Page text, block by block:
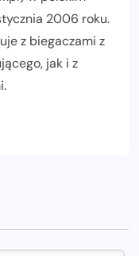
2006 roku.
z biegaczami z
jak i z